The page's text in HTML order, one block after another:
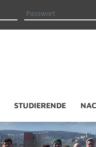
STU­DIE­REN­DE